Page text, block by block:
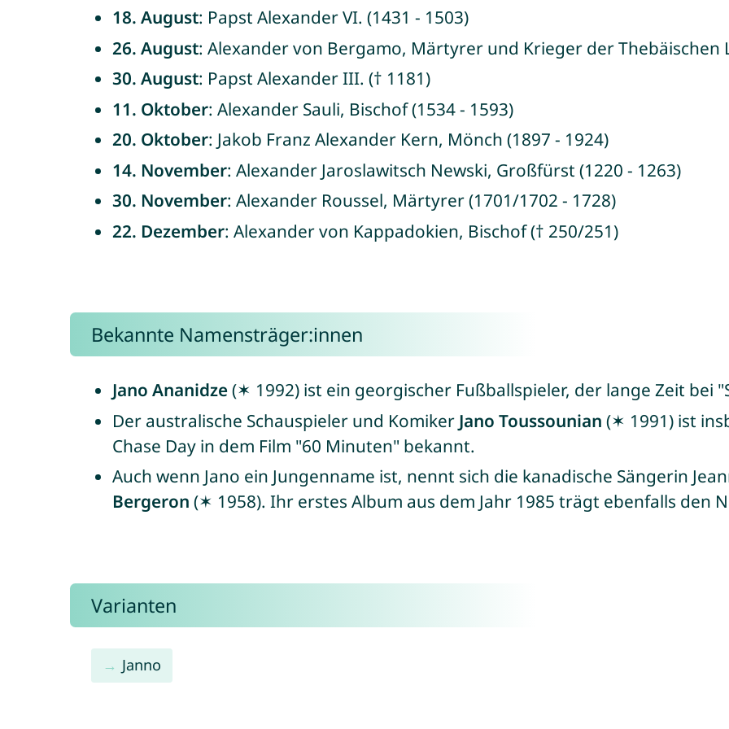
18. August: Papst Alexander VI. (1431 - 1503)
26. August: Alexander von Bergamo, Märtyrer und Krieger der Thebäischen
30. August: Papst Alexander III. († 1181)
11. Oktober: Alexander Sauli, Bischof (1534 - 1593)
20. Oktober: Jakob Franz Alexander Kern, Mönch (1897 - 1924)
14. November: Alexander Jaroslawitsch Newski, Großfürst (1220 - 1263)
30. November: Alexander Roussel, Märtyrer (1701/1702 - 1728)
22. Dezember: Alexander von Kappadokien, Bischof († 250/251)
Bekannte Namensträger:innen
Jano Ananidze(✶ 1992) ist ein georgischer Fußballspieler, der lange Zeit bei
Der australische Schauspieler und Komiker Jano Toussounian (✶ 1991) ist
Chase Day in dem Film "60 Minuten" bekannt.
Auch wenn Jano ein Jungenname ist, nennt sich die kanadische Sängerin
Bergeron (✶ 1958). Ihr erstes Album aus dem Jahr 1985 trägt ebenfalls den
Varianten
Janno